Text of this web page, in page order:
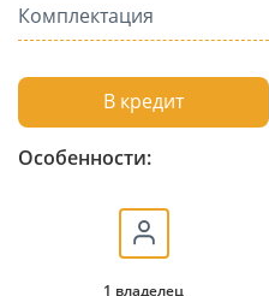
Комплектация
В кредит
Особенности:
1 владелец